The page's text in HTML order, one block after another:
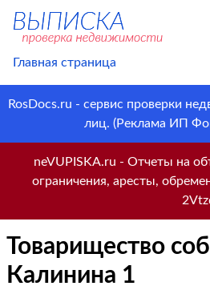
Главная страница
RosDocs.ru - сервис проверки
лиц. (Реклама ИП
neVUPISKA.ru - Отчеты на
ограничения, аресты,
Товарищество
Калинина 1